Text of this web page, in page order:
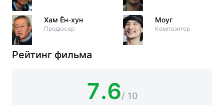
Хам Ён-хун
Продюсер
Моуг
Композитор
Рейтинг фильма
7.6/ 10